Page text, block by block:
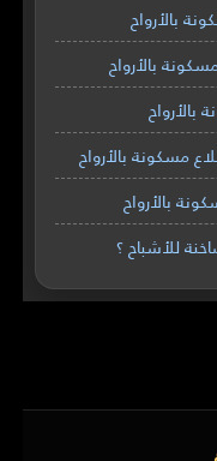
بالأرواح
بالأرواح
مسكونة بالأرواح
بالأرواح
للأشباح ؟